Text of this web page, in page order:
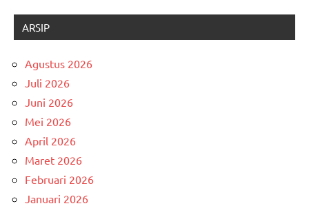
ARSIP
Agustus 2026
Juli 2026
Juni 2026
Mei 2026
April 2026
Maret 2026
Februari 2026
Januari 2026